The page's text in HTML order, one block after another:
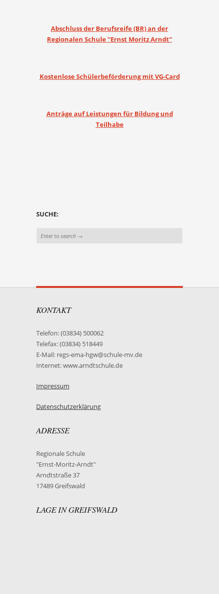
Abschluss der Berufsreife (BR) an der
Regionalen Schule “Ernst Moritz Arndt“
Kostenlose Schülerbeförderung mit VG-Card
Anträge auf Leistungen für Bildung und
Teilhabe
SUCHE:
KONTAKT
Telefon: (03834) 500062
Telefax: (03834) 518449
E-Mail: regs-ema-hgw@schule-mv.de
Internet: www.arndtschule.de
Impressum
Datenschutzerklärung
ADRESSE
Regionale Schule
"Ernst-Moritz-Arndt"
Arndtstraße 37
17489 Greifswald
LAGE IN GREIFSWALD